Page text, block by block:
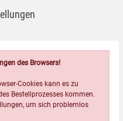
mit empfindlicher
Vorsicht beim
des Browsers!
Cookies kann es zu
Bestellprozesses kommen.
um sich problemlos